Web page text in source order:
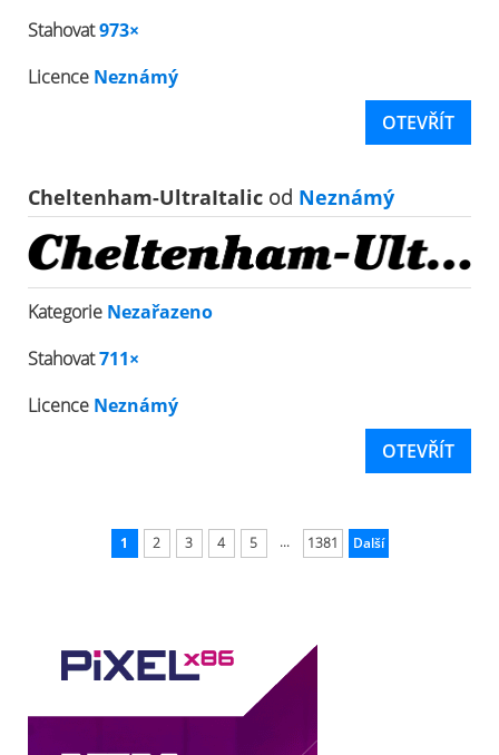
Stahovat973×
Licence Neznámý
OTEVŘÍT
Cheltenham-UltraItalic od Neznámý
Kategorie Nezařazeno
Stahovat711×
Licence Neznámý
OTEVŘÍT
1 2 3 4 5 ... 1381 Další